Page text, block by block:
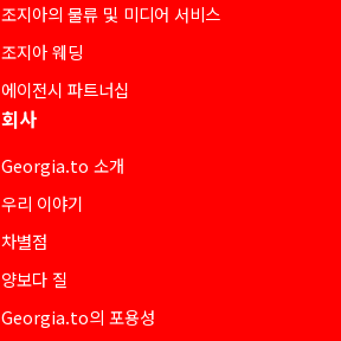
조지아의 물류 및 미디어 서비스
조지아 웨딩
에이전시 파트너십
회사
Georgia.to 소개
우리 이야기
차별점
양보다 질
Georgia.to의 포용성